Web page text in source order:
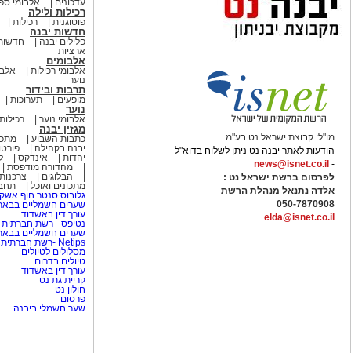
מו"ל: קבוצת ישראל נט בע"מ
הודעות לאתר יבנה נט ניתן לשלוח בדוא"ל
-
news@isnet.co.il
לפרסום ברשת ישראל נט :
אלדה נתנאל מנהלת הרשת
050-7870908
elda@isnet.co.il
עדכונים
אלבומי
רכילות ולילה
פוטוגנית רכילות
חדשות יבנה
פלילים יבנה
ארציות
אלבומים
אלבומי רכילות
נוער
תרבות ובידור
מופעים תערוכות
נוער
אלבומי נוער
מגזין יבנה
כתבות השבוע
יבנה בקהילה
יהדות
אינדקס
מהדורה מודפסת
הבלוגים
צרכנות
מתכונים ואוכל
גלובוס סנטר חוף
שערים חשמליים
עורך דין באשדוד
נטיפס - רשת חברתית
שערים חשמליים
Netips -רשת חברתית לחכמת ההמונים
מסלולים לטיולים
טיולים בדרום
עורך דין באשדוד
קריית גת נט
חולון נט
פרסום
שער חשמלי ביבנה